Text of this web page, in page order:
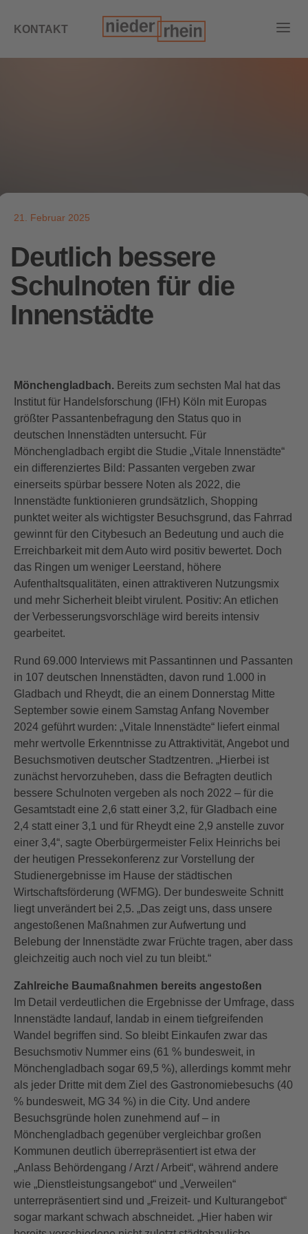
KONTAKT
21. Februar 2025
Deutlich bessere
Schulnoten für die
Innenstädte
Mönchengladbach. Bereits zum sechsten Mal hat das
Institut für Handelsforschung (IFH) Köln mit Europas
größter Passantenbefragung den Status quo in
deutschen Innenstädten untersucht. Für
Mönchengladbach ergibt die Studie „Vitale Innenstädte“
ein differenziertes Bild: Passanten vergeben zwar
einerseits spürbar bessere Noten als 2022, die
Innenstädte funktionieren grundsätzlich, Shopping
punktet weiter als wichtigster Besuchsgrund, das Fahrrad
gewinnt für den Citybesuch an Bedeutung und auch die
Erreichbarkeit mit dem Auto wird positiv bewertet. Doch
das Ringen um weniger Leerstand, höhere
Aufenthaltsqualitäten, einen attraktiveren Nutzungsmix
und mehr Sicherheit bleibt virulent. Positiv: An etlichen
der Verbesserungsvorschläge wird bereits intensiv
gearbeitet.
Rund 69.000 Interviews mit Passantinnen und Passanten
in 107 deutschen Innenstädten, davon rund 1.000 in
Gladbach und Rheydt, die an einem Donnerstag Mitte
September sowie einem Samstag Anfang November
2024 geführt wurden: „Vitale Innenstädte“ liefert einmal
mehr wertvolle Erkenntnisse zu Attraktivität, Angebot und
Besuchsmotiven deutscher Stadtzentren. „Hierbei ist
zunächst hervorzuheben, dass die Befragten deutlich
bessere Schulnoten vergeben als noch 2022 – für die
Gesamtstadt eine 2,6 statt einer 3,2, für Gladbach eine
2,4 statt einer 3,1 und für Rheydt eine 2,9 anstelle zuvor
einer 3,4“, sagte Oberbürgermeister Felix Heinrichs bei
der heutigen Pressekonferenz zur Vorstellung der
Studienergebnisse im Hause der städtischen
Wirtschaftsförderung (WFMG). Der bundesweite Schnitt
liegt unverändert bei 2,5. „Das zeigt uns, dass unsere
angestoßenen Maßnahmen zur Aufwertung und
Belebung der Innenstädte zwar Früchte tragen, aber dass
gleichzeitig auch noch viel zu tun bleibt.“
Zahlreiche Baumaßnahmen bereits angestoßen
Im Detail verdeutlichen die Ergebnisse der Umfrage, dass
Innenstädte landauf, landab in einem tiefgreifenden
Wandel begriffen sind. So bleibt Einkaufen zwar das
Besuchsmotiv Nummer eins (61 % bundesweit, in
Mönchengladbach sogar 69,5 %), allerdings kommt mehr
als jeder Dritte mit dem Ziel des Gastronomiebesuchs (40
% bundesweit, MG 34 %) in die City. Und andere
Besuchsgründe holen zunehmend auf – in
Mönchengladbach gegenüber vergleichbar großen
Kommunen deutlich überrepräsentiert ist etwa der
„Anlass Behördengang / Arzt / Arbeit“, während andere
wie „Dienstleistungsangebot“ und „Verweilen“
unterrepräsentiert sind und „Freizeit- und Kulturangebot“
sogar markant schwach abschneidet. „Hier haben wir